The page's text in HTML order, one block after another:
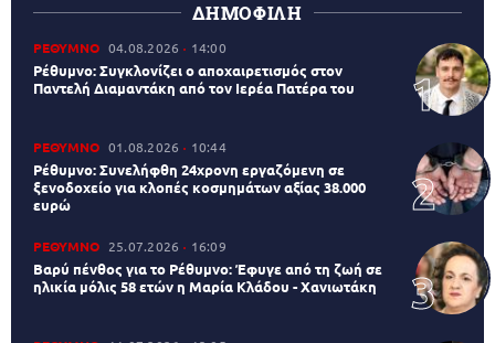
ΔΗΜΟΦΙΛΗ
ΡΕΘΥΜΝΟ 04.08.2026 14:00
Ρέθυμνο: Συγκλονίζει ο αποχαιρετισμός στον
Παντελή Διαμαντάκη από τον Ιερέα Πατέρα του
ΡΕΘΥΜΝΟ 01.08.2026 10:44
Ρέθυμνο: Συνελήφθη 24χρονη εργαζόμενη σε
ξενοδοχείο για κλοπές κοσμημάτων αξίας 38.000
ευρώ
ΡΕΘΥΜΝΟ 25.07.2026 16:09
Βαρύ πένθος για το Ρέθυμνο: Έφυγε από τη ζωή σε
ηλικία μόλις 58 ετών η Μαρία Κλάδου - Χανιωτάκη